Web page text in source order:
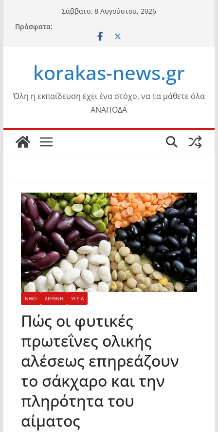
περιεχόμενο
Σάββατο, 8 Αυγούστου, 2026
Πρόσφατα:
korakas-news.gr
Όλη η εκπαίδευση έχει ένα στόχο, να τα μάθετε όλα
ΑΝΑΠΟΔΑ
NWO ΔΙΕΘΝΗ ΥΓΕΙΑ
Πώς οι φυτικές
πρωτεΐνες ολικής
αλέσεως επηρεάζουν
το σάκχαρο και την
πληρότητα του
αίματος